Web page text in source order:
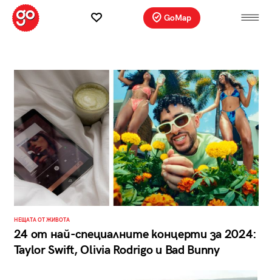
GoMap
НЕЩАТА ОТ ЖИВОТА
24 от най-специалните концерти за 2024:
Taylor Swift, Olivia Rodrigo и Bad Bunny